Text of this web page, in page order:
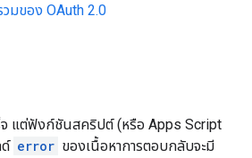
วมของ OAuth 2.0
จ แต่ฟังก์ชันสคริปต์ (หรือ Apps Script
ด์ error ของเนื้อหาการตอบกลับจะมี